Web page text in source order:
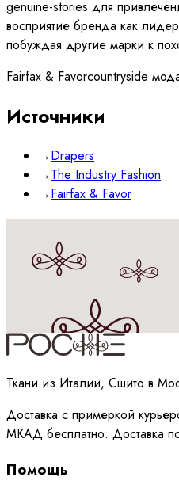
genuine-stories для
восприятие бренда как
побуждая другие марки к
Fairfax & Favorcountryside
Источники
→Drapers
→The Industry Fashion
→Fairfax & Favor
Принимаюполитику
Ткани из Италии, Сшито в
Доставка с примеркой
МКАД бесплатно. Доставка
Помощь